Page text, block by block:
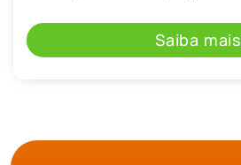
Saiba mais